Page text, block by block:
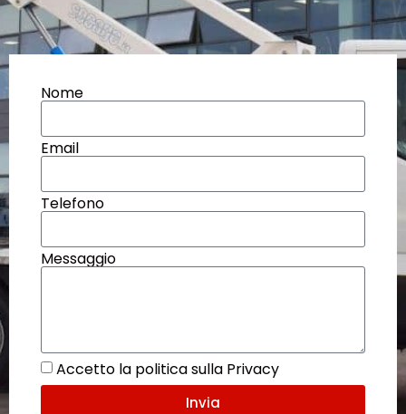
Nome
Email
Telefono
Messaggio
Accetto la politica sulla Privacy
Invia